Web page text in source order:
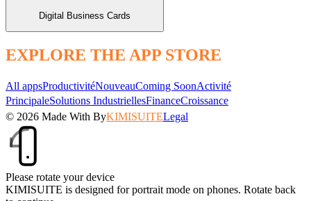
Digital Business Cards
EXPLORE THE APP STORE
All appsProductivitéNouveauComing SoonActivité
PrincipaleSolutions IndustriellesFinanceCroissance
© 2026 Made With ByKIMISUITELegal
Please rotate your device
KIMISUITE is designed for portrait mode on phones. Rotate back